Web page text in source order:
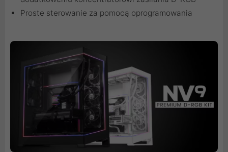
Proste sterowanie za pomocą oprogramowania